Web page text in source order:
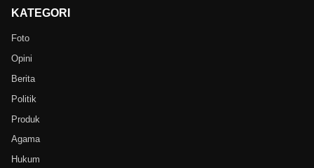
KATEGORI
Foto
Opini
Berita
Politik
Produk
Agama
Hukum